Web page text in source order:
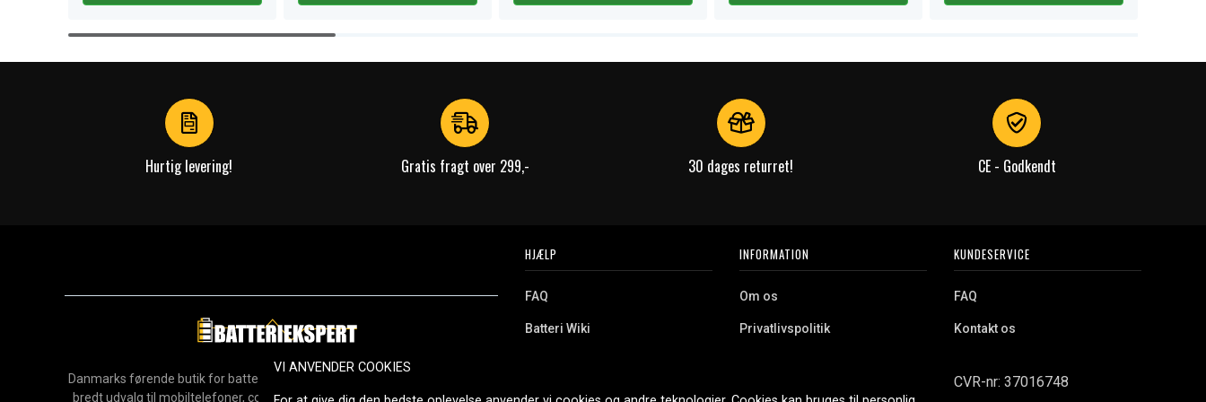
Item
Hurtig levering! Gratis fragt over 299,- 30 dages returret! CE - Godkendt
Danmarks førende butik for batterier, opladere og reservedele. Vi tilbyder et
bredt udvalg til mobiltelefoner, computere, værktøj, husholdning og meget
HJÆLP
FAQ
Batteri Wiki
Erhvervskunde
INFORMATION
Om os
Privatlivspolitik
Cookies
KUNDESERVICE
FAQ
Kontakt os
CVR-nr: 37016748
VI ANVENDER COOKIES